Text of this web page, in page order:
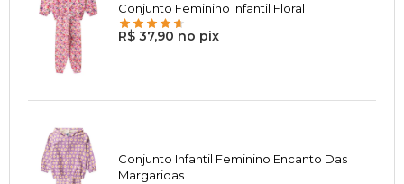
Conjunto Feminino Infantil Floral
R$ 37,90 no pix
Conjunto Infantil Feminino Encanto Das
Margaridas